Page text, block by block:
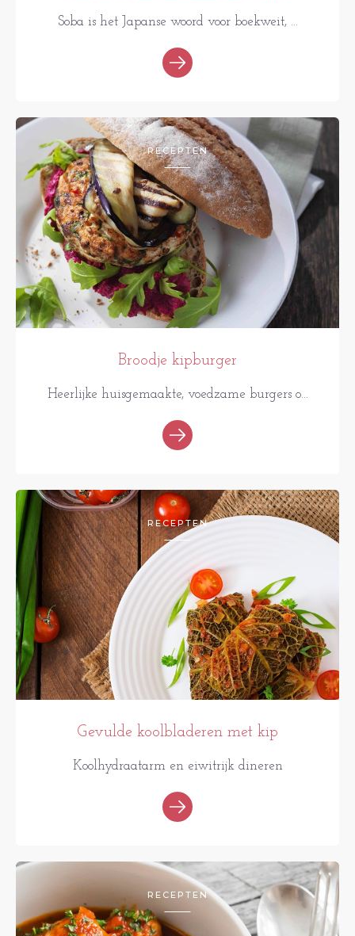
Soba is het Japanse woord voor boekweit, ...
RECEPTEN
Broodje kipburger
Heerlijke huisgemaakte, voedzame burgers o...
RECEPTEN
Gevulde koolbladeren met kip
Koolhydraatarm en eiwitrijk dineren
RECEPTEN